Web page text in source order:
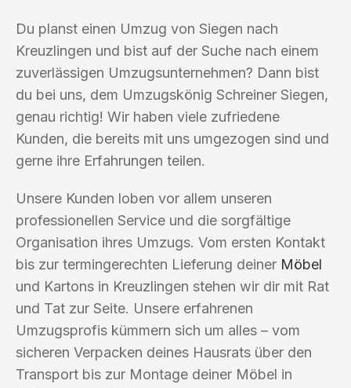
Du planst einen Umzug von Siegen nach
Kreuzlingen und bist auf der Suche nach einem
zuverlässigen Umzugsunternehmen? Dann bist
du bei uns, dem Umzugskönig Schreiner Siegen,
genau richtig! Wir haben viele zufriedene
Kunden, die bereits mit uns umgezogen sind und
gerne ihre Erfahrungen teilen.
Unsere Kunden loben vor allem unseren
professionellen Service und die sorgfältige
Organisation ihres Umzugs. Vom ersten Kontakt
bis zur termingerechten Lieferung deiner Möbel
und Kartons in Kreuzlingen stehen wir dir mit Rat
und Tat zur Seite. Unsere erfahrenen
Umzugsprofis kümmern sich um alles – vom
sicheren Verpacken deines Hausrats über den
Transport bis zur Montage deiner Möbel in